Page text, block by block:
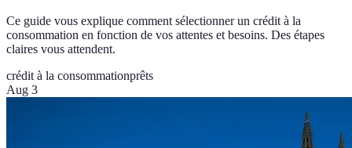
Ce guide vous explique comment sélectionner un crédit à la
consommation en fonction de vos attentes et besoins. Des étapes
claires vous attendent.
crédit à la consommationprêts
Aug 3